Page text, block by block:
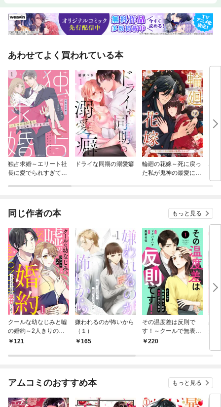
あわせてよく買われている本
独占求婚～エリート社
長に愛でられすぎてま
ドライな同期の溺愛癖
輪廻の花嫁～死に戻っ
た私が鬼神の最愛にな
ハ
同じ作者の本 もっと見る
クールな幼なじみと嘘
の婚約～2人きりの彼
は激甘でした～ 1巻
121
嫌われるのが怖いから
（１）
165
その温度差は反則で
す！～クールで無表情
な上司に溺愛されてま
220
恋
が
アムコミのおすすめ本 もっと見る